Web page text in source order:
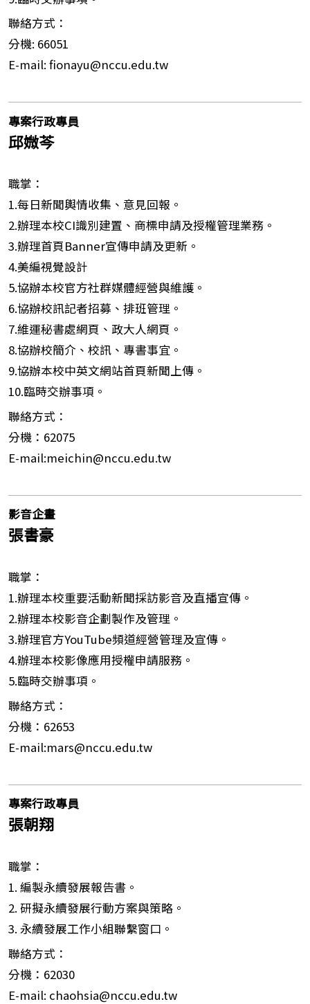
聯絡方式：
分機: 66051
E-mail: fionayu@nccu.edu.tw
專案行政專員
邱媺芩
職掌：
1.每日新聞輿情收集、意見回報。
2.辦理本校CI識別建置、商標申請及授權管理業務。
3.辦理首頁Banner宣傳申請及更新。
4.美編視覺設計
5.協辦本校官方社群媒體經營與維護。
6.協辦校訊記者招募、排班管理。
7.維運秘書處網頁、政大人網頁。
8.協辦校簡介、校訊、專書事宜。
9.協辦本校中英文網站首頁新聞上傳。
10.臨時交辦事項。
聯絡方式：
分機：62075
E-mail:meichin@nccu.edu.tw
影音企畫
張書豪
職掌：
1.辦理本校重要活動新聞採訪影音及直播宣傳。
2.辦理本校影音企劃製作及管理。
3.辦理官方YouTube頻道經營管理及宣傳。
4.辦理本校影像應用授權申請服務。
5.臨時交辦事項。
聯絡方式：
分機：62653
E-mail:mars@nccu.edu.tw
專案行政專員
張朝翔
職掌：
1. 編製永續發展報告書。
2. 研擬永續發展行動方案與策略。
3. 永續發展工作小組聯繫窗口。
聯絡方式：
分機：62030
E-mail: chaohsia@nccu.edu.tw